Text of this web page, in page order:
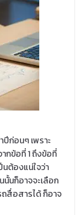
ปีก่อนๆ เพราะ
กข้อที่ 1 ถึงข้อที่
นต้องแน่ใจว่า
นั้นก็อาจจะเลือก
ถสื่อสารได้ ก็อาจ